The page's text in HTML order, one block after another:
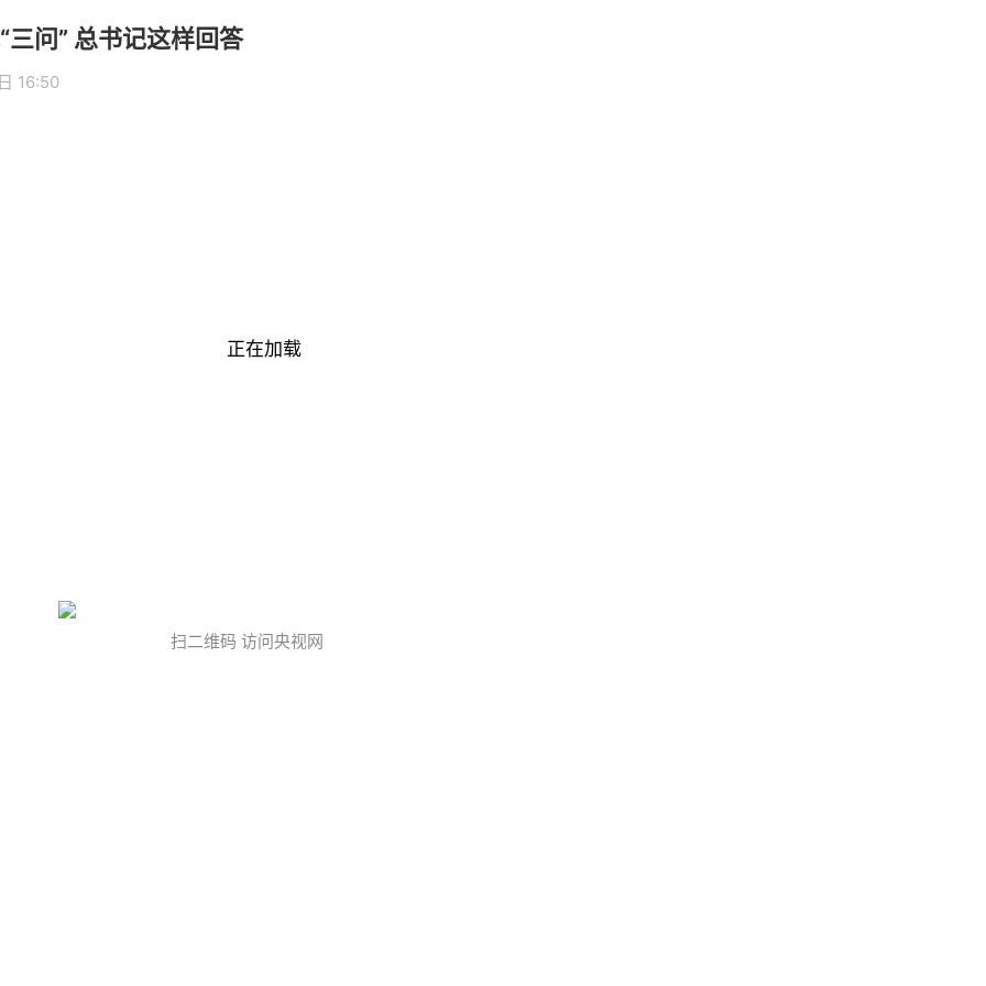
问” 总书记这样回答
16:50
正在加载
扫二维码 访问央视网